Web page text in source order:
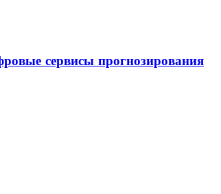
сервисы прогнозирования